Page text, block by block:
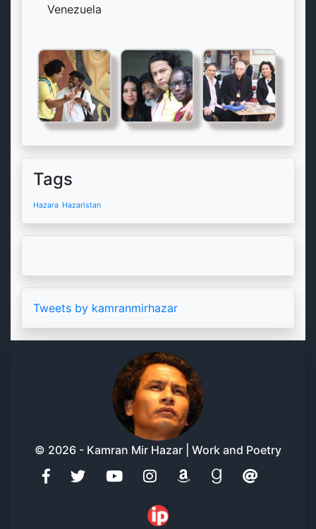
Venezuela
Tags
Hazara Hazaristan
Tweets by kamranmirhazar
© 2026 - Kamran Mir Hazar | Work and Poetry